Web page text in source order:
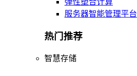
弹性塑合计算
服务器智能管理平台
热门推荐
智慧存储